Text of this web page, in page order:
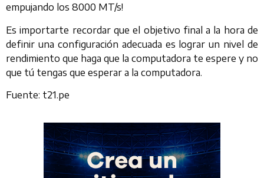
empujando los 8000 MT/s!
Es importarte recordar que el objetivo final a la hora de
definir una configuración adecuada es lograr un nivel de
rendimiento que haga que la computadora te espere y no
que tú tengas que esperar a la computadora.
Fuente: t21.pe